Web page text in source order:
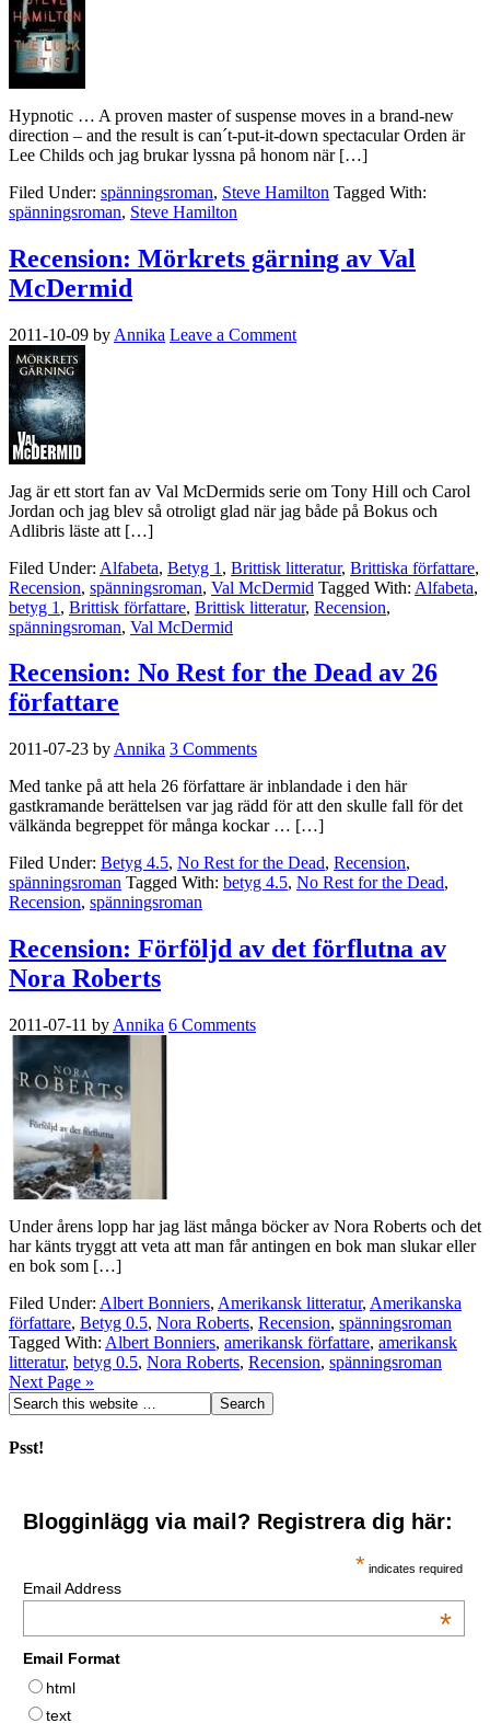
Hypnotic … A proven master of suspense moves in a brand-new
direction – and the result is can´t-put-it-down spectacular Orden är
Lee Childs och jag brukar lyssna på honom när […]
Filed Under: spänningsroman, Steve Hamilton Tagged With:
spänningsroman, Steve Hamilton
Recension: Mörkrets gärning av Val
McDermid
2011-10-09 by Annika Leave a Comment
Jag är ett stort fan av Val McDermids serie om Tony Hill och Carol
Jordan och jag blev så otroligt glad när jag både på Bokus och
Adlibris läste att […]
Filed Under: Alfabeta, Betyg 1 , Brittisk litteratur, Brittiska författare,
Recension, spänningsroman, Val McDermid Tagged With: Alfabeta,
betyg 1 , Brittisk författare, Brittisk litteratur, Recension,
spänningsroman, Val McDermid
Recension: No Rest for the Dead av 26
författare
2011-07-23 by Annika 3 Comments
Med tanke på att hela 26 författare är inblandade i den här
gastkramande berättelsen var jag rädd för att den skulle fall för det
välkända begreppet för många kockar … […]
Filed Under: Betyg 4.5, No Rest for the Dead, Recension,
spänningsroman Tagged With: betyg 4.5, No Rest for the Dead,
Recension, spänningsroman
Recension: Förföljd av det förflutna av
Nora Roberts
2011-07-11 by Annika 6 Comments
Under årens lopp har jag läst många böcker av Nora Roberts och det
har känts tryggt att veta att man får antingen en bok man slukar eller
en bok som […]
Filed Under: Albert Bonniers, Amerikansk litteratur, Amerikanska
författare, Betyg 0.5, Nora Roberts, Recension, spänningsroman
Tagged With: Albert Bonniers, amerikansk författare, amerikansk
litteratur, betyg 0.5, Nora Roberts, Recension, spänningsroman
Next Page »
Psst!
Blogginlägg via mail? Registrera dig här:
* indicates required
Email Address
*
Email Format
html
text